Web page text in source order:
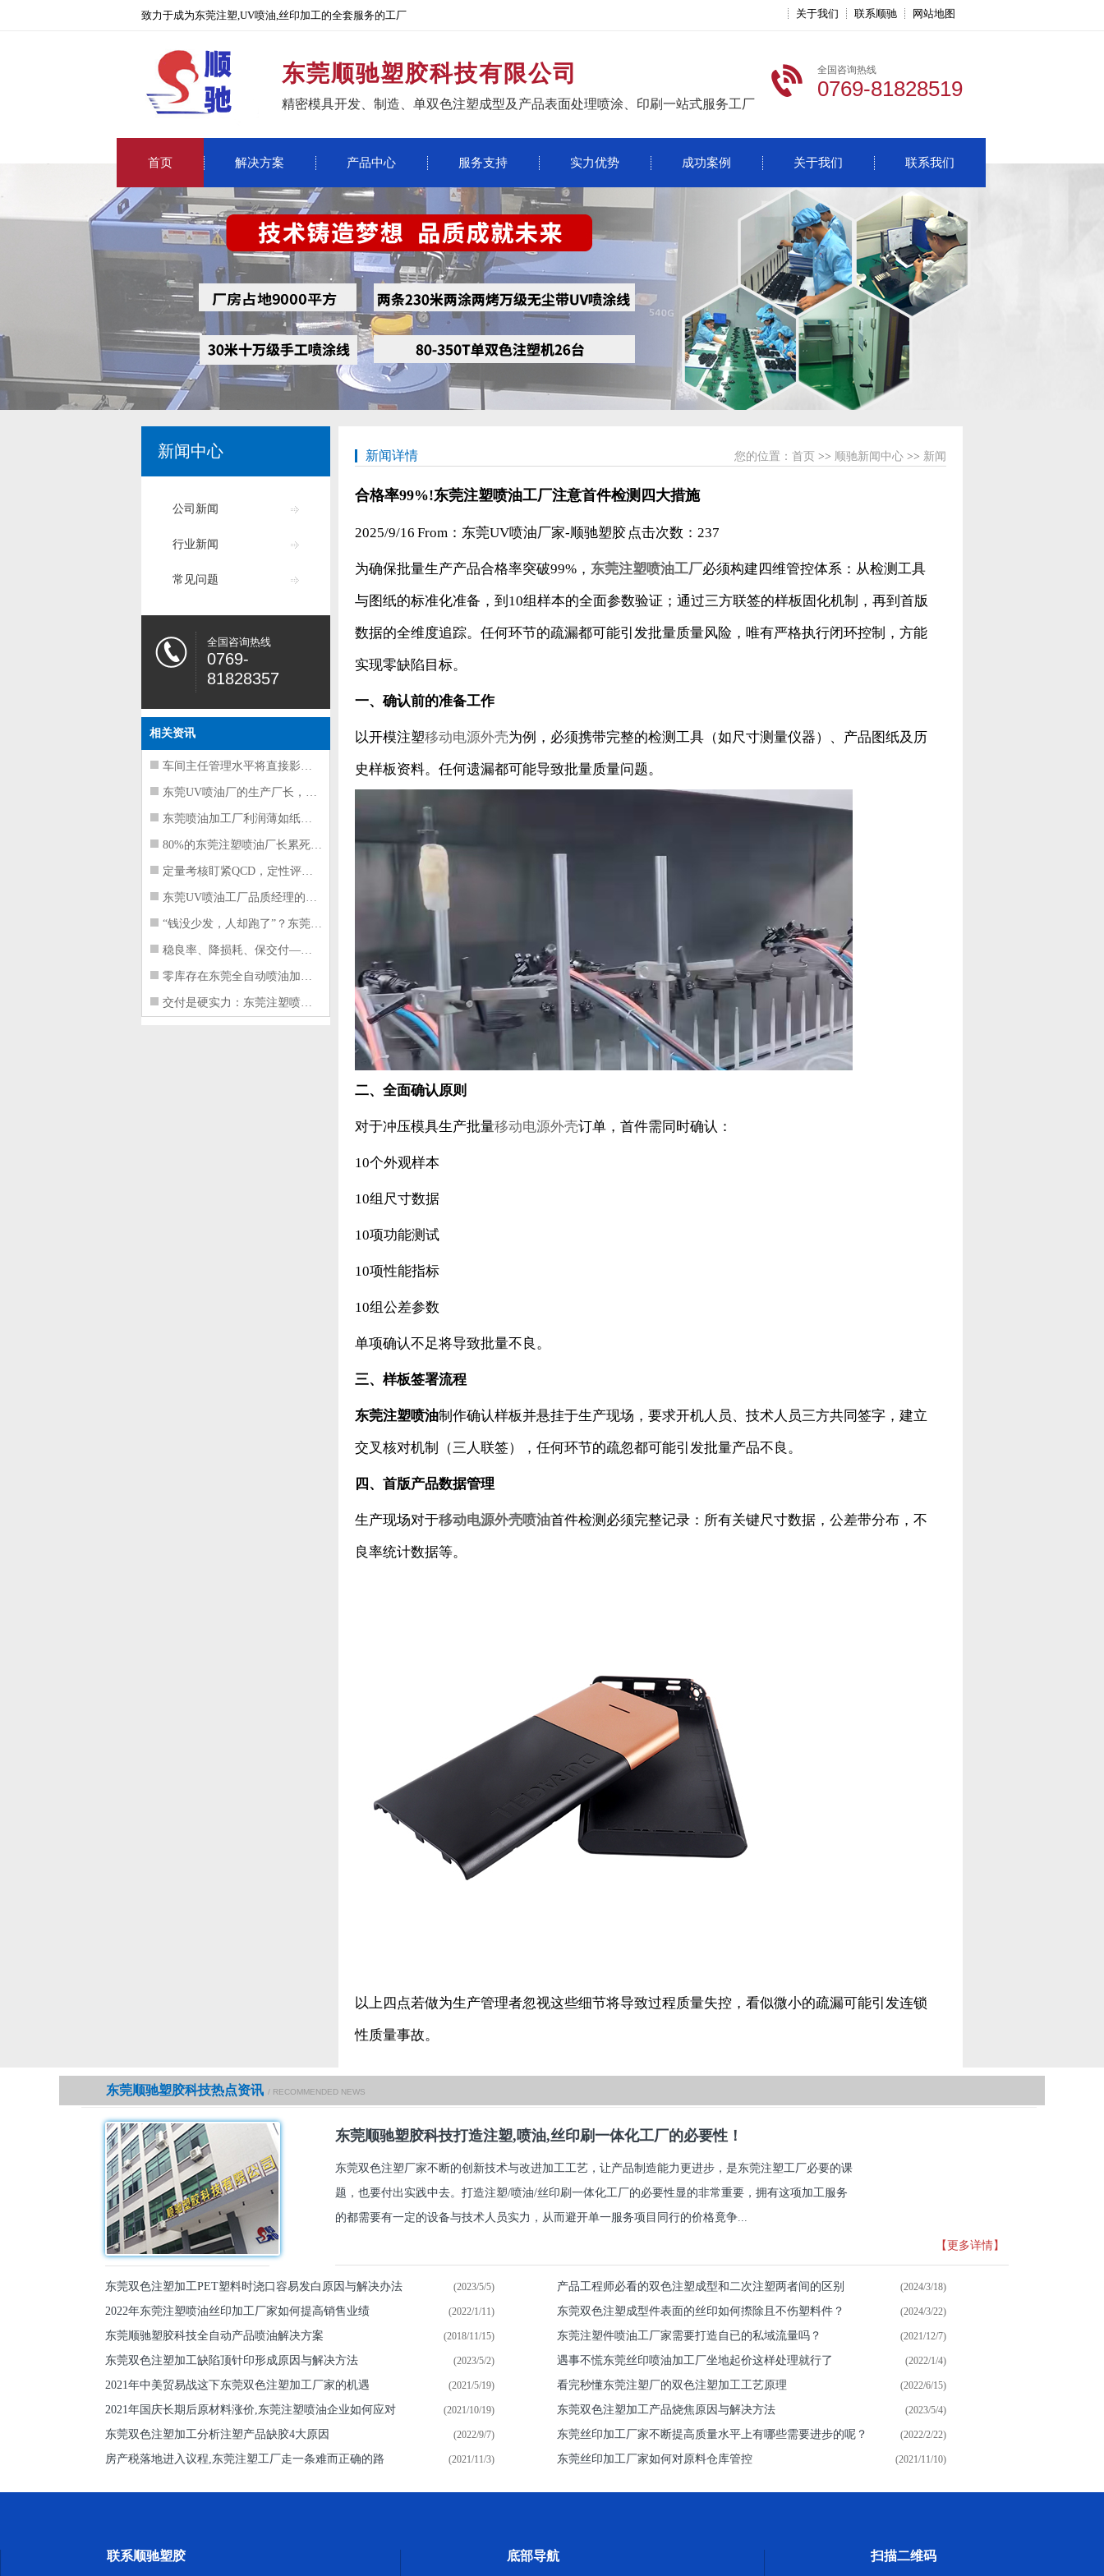
致力于成为东莞注塑,UV喷油,丝印加工的全套服务的工厂 关于我们 联系顺驰 网站地图
东莞顺驰塑胶科技有限公司
精密模具开发、制造、单双色注塑成型及产品表面处理喷涂、印刷一站式服务工厂
全国咨询热线
0769-81828519
首页 解决方案 产品中心 服务支持 实力优势 成功案例 关于我们 联系我们
新闻中心
公司新闻
行业新闻
常见问题
全国咨询热线
0769-
81828357
相关资讯
车间主任管理水平将直接影响东莞注塑件
东莞UV喷油厂的生产厂长，到底在给工
东莞喷油加工厂利润薄如纸？这四项基本
80%的东莞注塑喷油厂长累死累活，利
定量考核盯紧QCD，定性评价看好配合
东莞UV喷油工厂品质经理的四项核心管
“钱没少发，人却跑了”？东莞注塑喷油
稳良率、降损耗、保交付——东莞这家U
零库存在东莞全自动喷油加工厂不可行的
交付是硬实力：东莞注塑喷油厂如何用齐
新闻详情 您的位置： 首页 >> 顺驰新闻中心 >> 新闻
合格率99%!东莞注塑喷油工厂注意首件检测四大措施
2025/9/16 From：东莞UV喷油厂家-顺驰塑胶 点击次数： 237
为确保批量生产产品合格率突破99%， 东莞注塑喷油工厂必须构建四维管控体系：从检测工具
与图纸的标准化准备，到10组样本的全面参数验证；通过三方联签的样板固化机制，再到首版
数据的全维度追踪。任何环节的疏漏都可能引发批量质量风险，唯有严格执行闭环控制，方能
实现零缺陷目标。
一、确认前的准备工作
以开模注塑移动电源外壳为例，必须携带完整的检测工具（如尺寸测量仪器）、产品图纸及历
史样板资料。任何遗漏都可能导致批量质量问题。
二、全面确认原则
对于冲压模具生产批量移动电源外壳订单，首件需同时确认：
10个外观样本
10组尺寸数据
10项功能测试
10项性能指标
10组公差参数
单项确认不足将导致批量不良。
三、样板签署流程
东莞注塑喷油制作确认样板并悬挂于生产现场，要求开机人员、技术人员三方共同签字，建立
交叉核对机制（三人联签），任何环节的疏忽都可能引发批量产品不良。
四、首版产品数据管理
生产现场对于移动电源外壳喷油首件检测必须完整记录：所有关键尺寸数据，公差带分布，不
良率统计数据等。
以上四点若做为生产管理者忽视这些细节将导致过程质量失控，看似微小的疏漏可能引发连锁
性质量事故。
东莞顺驰塑胶科技热点资讯 / RECOMMENDED NEWS
东莞顺驰塑胶科技打造注塑,喷油,丝印刷一体化工厂的必要性！
东莞双色注塑厂家不断的创新技术与改进加工工艺，让产品制造能力更进步，是东莞注塑工厂必要的课
题，也要付出实践中去。打造注塑/喷油/丝印刷一体化工厂的必要性显的非常重要，拥有这项加工服务
的都需要有一定的设备与技术人员实力，从而避开单一服务项目同行的价格竟争...
【更多详情】
(2023/5/5)
东莞双色注塑加工PET塑料时浇口容易发白原因与解决办法 (2024/3/18)
产品工程师必看的双色注塑成型和二次注塑两者间的区别
(2022/1/11)
2022年东莞注塑喷油丝印加工厂家如何提高销售业绩 (2024/3/22)
东莞双色注塑成型件表面的丝印如何摖除且不伤塑料件？
(2018/11/15)
东莞顺驰塑胶科技全自动产品喷油解决方案 (2021/12/7)
东莞注塑件喷油​工厂家需要打造自已的私域流量吗？
(2023/5/2)
东莞双色注塑加工缺陷顶针印形成原因与解决方法 (2022/1/4)
遇事不慌东莞丝印喷油加工厂坐地起价这样处理就行了
(2021/5/19)
2021年中美贸易战这下东莞双色注塑加工厂家的机遇 (2022/6/15)
看完秒懂东莞注塑厂的双色注塑加工工艺原理
(2021/10/19)
2021年国庆长期后原材料涨价,东莞注塑喷油企业如何应对 (2023/5/4)
东莞双色注塑加工产品烧焦原因与解决方法
(2022/9/7)
东莞双色注塑加工分析注塑产品缺胶4大原因 (2022/2/22)
东莞丝印加工厂家不断提高质量水平上有哪些需要进步的呢？
(2021/11/3)
房产税落地进入议程,东莞注塑工厂走一条难而正确的路 (2021/11/10)
东莞丝印加工厂家如何对原料仓库管控
联系顺驰塑胶 底部导航 扫描二维码